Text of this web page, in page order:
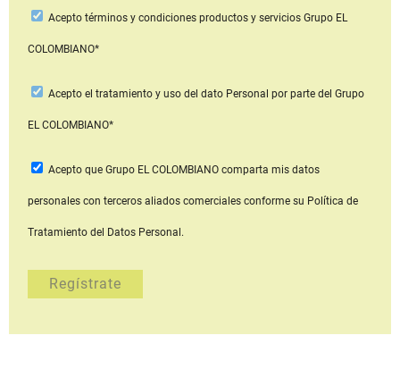
Aceptotérminos y condiciones productos y serviciosGrupo EL
COLOMBIANO*
Acepto el tratamiento y uso del dato Personal por parte del Grupo
EL COLOMBIANO*
Acepto que Grupo EL COLOMBIANOcomparta mis datos
personales con terceros aliados comerciales conforme su Política de
Tratamiento del Datos Personal.